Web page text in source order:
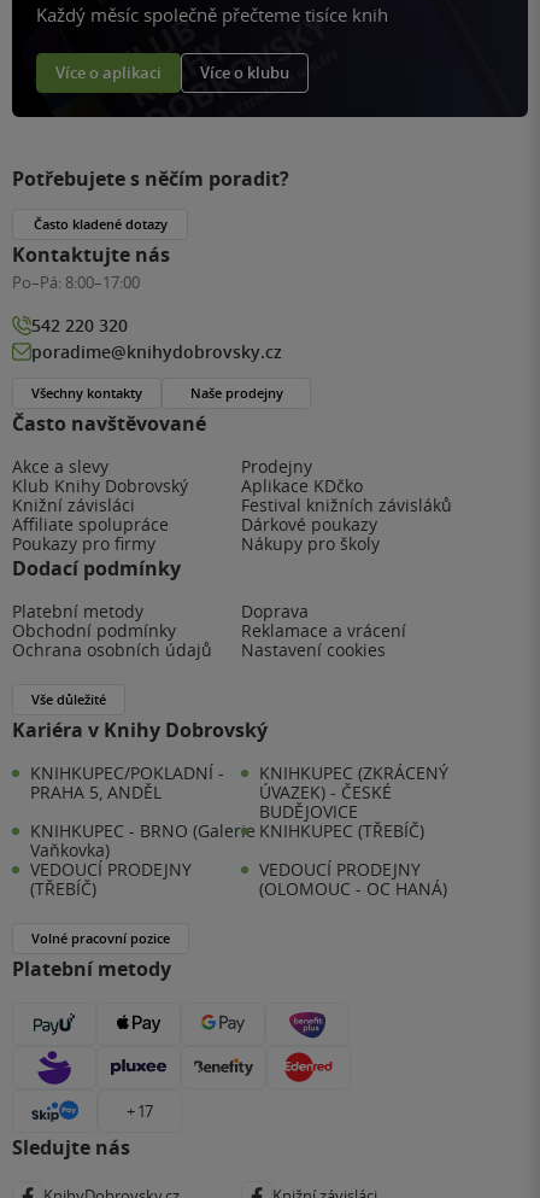
Každý měsíc společně přečteme tisíce knih
Více o aplikaci Více o klubu
Často navštěvované
Akce a slevy
Prodejny
Klub Knihy Dobrovský
Aplikace KDčko
Knižní závisláci
Festival knižních závisláků
Affiliate spolupráce
Dárkové poukazy
Poukazy pro firmy
Nákupy pro školy
Dodací podmínky
Platební metody
Doprava
Obchodní podmínky
Reklamace a vrácení
Ochrana osobních údajů
Nastavení cookies
Vše důležité
Kariéra v Knihy Dobrovský
KNIHKUPEC/POKLADNÍ -
PRAHA 5, ANDĚL
KNIHKUPEC (ZKRÁCENÝ
ÚVAZEK) - ČESKÉ
BUDĚJOVICE
KNIHKUPEC - BRNO (Galerie
Vaňkovka)
KNIHKUPEC (TŘEBÍČ)
VEDOUCÍ PRODEJNY
(TŘEBÍČ)
VEDOUCÍ PRODEJNY
(OLOMOUC - OC HANÁ)
Volné pracovní pozice
Platební metody
+ 17
Sledujte nás
Potřebujete s něčím poradit?
Často kladené dotazy
Kontaktujte nás
Po–Pá: 8:00–17:00
542 220 320
poradime@knihydobrovsky.cz
Všechny kontakty Naše prodejny